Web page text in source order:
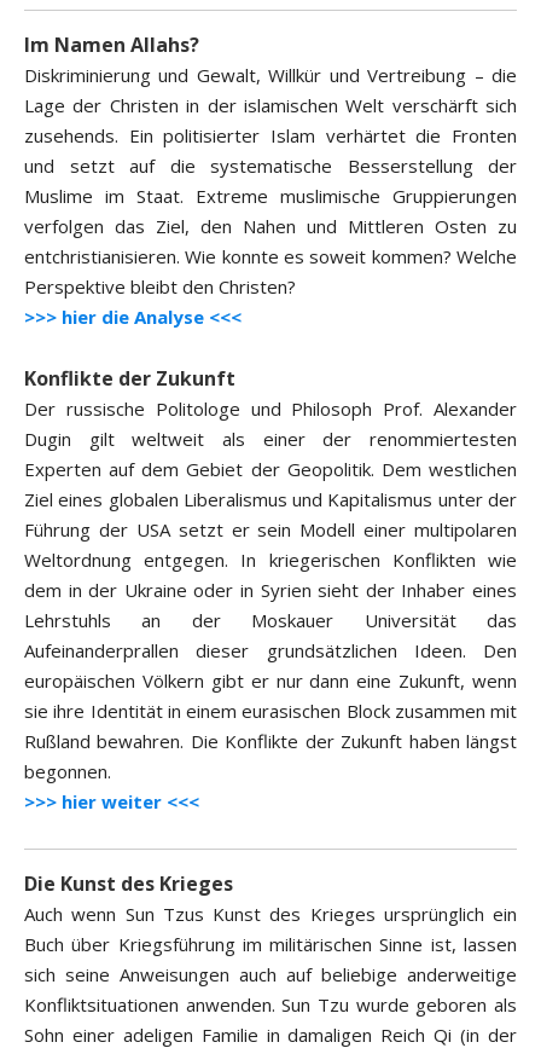
Im Namen Allahs?
Diskriminierung und Gewalt, Willkür und Vertreibung – die
Lage der Christen in der islamischen Welt verschärft sich
zusehends. Ein politisierter Islam verhärtet die Fronten
und setzt auf die systematische Besserstellung der
Muslime im Staat. Extreme muslimische Gruppierungen
verfolgen das Ziel, den Nahen und Mittleren Osten zu
entchristianisieren. Wie konnte es soweit kommen? Welche
Perspektive bleibt den Christen?
>>> hier die Analyse <<<
Konflikte der Zukunft
Der russische Politologe und Philosoph Prof. Alexander
Dugin gilt weltweit als einer der renommiertesten
Experten auf dem Gebiet der Geopolitik. Dem westlichen
Ziel eines globalen Liberalismus und Kapitalismus unter der
Führung der USA setzt er sein Modell einer multipolaren
Weltordnung entgegen. In kriegerischen Konflikten wie
dem in der Ukraine oder in Syrien sieht der Inhaber eines
Lehrstuhls an der Moskauer Universität das
Aufeinanderprallen dieser grundsätzlichen Ideen. Den
europäischen Völkern gibt er nur dann eine Zukunft, wenn
sie ihre Identität in einem eurasischen Block zusammen mit
Rußland bewahren. Die Konflikte der Zukunft haben längst
begonnen.
>>> hier weiter <<<
Die Kunst des Krieges
Auch wenn Sun Tzus Kunst des Krieges ursprünglich ein
Buch über Kriegsführung im militärischen Sinne ist, lassen
sich seine Anweisungen auch auf beliebige anderweitige
Konfliktsituationen anwenden. Sun Tzu wurde geboren als
Sohn einer adeligen Familie in damaligen Reich Qi (in der